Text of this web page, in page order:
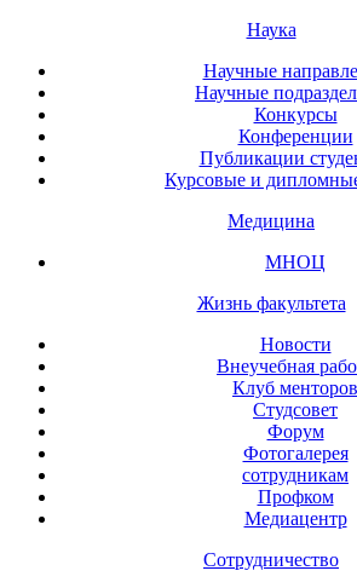
Наука
Научные
Научные
Конкурсы
Конференции
Публикации
Курсовые и
Медицина
МНОЦ
Жизнь факультета
Новости
Внеучебная
Клуб менторов
Студсовет
Форум
Фотогалерея
сотрудникам
Профком
Медиацентр
Сотрудничество